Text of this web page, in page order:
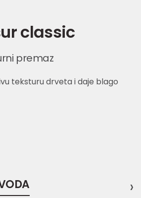
classic
premaz
teksturu drveta i daje blago
›